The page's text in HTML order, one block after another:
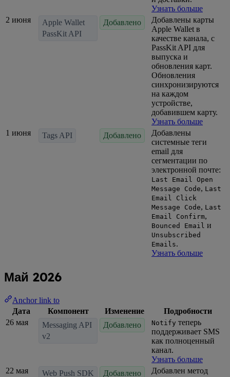
Узнать больше
2 июня
Apple Wallet
PassKit API
Добавлено
Добавлены карты
Apple Wallet в
качестве канала, с
PassKit API для
выпуска и
обновления карт.
Обновления
синхронизируются
на каждом
устройстве,
добавившем карту.
Узнать больше
1 июня
Tags API Добавлено
Добавлены
системные теги
email для
сегментации по
электронной почте:
Last Email Open
Message Code, Last
Email Click
Message Code, Last
Email Confirm,
Bounced Email и
Unsubscribed
Emails.
Узнать больше
Май 2026
Anchor link to
Дата
Компонент Изменение
Подробности
26 мая
Messaging API
v2
Добавлено Notify теперь
поддерживает SMS
как полноценный
канал.
Узнать больше
22 мая
Web Push SDK Добавлено Добавлен метод